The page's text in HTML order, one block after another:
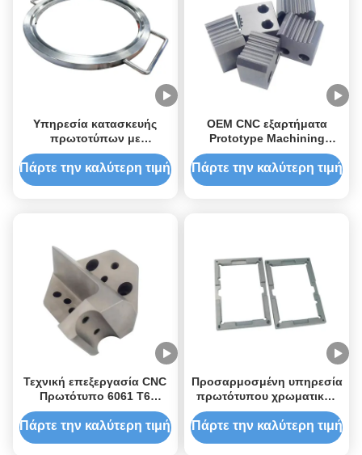
Υπηρεσία κατασκευής
πρωτοτύπων με
μηχανήματα CNC για
μηχανήματα με μέρη και
Πάρτε την καλύτερη τιμή
OEM CNC εξαρτήματα
Prototype Machining
Επαγγελματικές υπηρεσίες
CNC Machining and
Πάρτε την καλύτερη τιμή
Τεχνική επεξεργασία CNC
Πρωτότυπο 6061 T6
Τεχνική επεξεργασία CNC
για την ιατρική βιομηχανία
Πάρτε την καλύτερη τιμή
Προσαρμοσμένη υπηρεσία
πρωτότυπου χρωματικής
μηχανικής CNC και
εξαρτήματα μηχανικής
αλουμινίου για μεταλλικά
Πάρτε την καλύτερη τιμή